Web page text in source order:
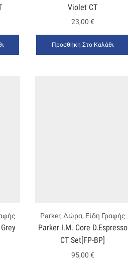
Violet CT
23,00 €
Προσθήκη Στο Καλάθι
Parker, Δώρα, Είδη Γραφής
Ρarker Ι.Μ. Core D.Espresso
CT Set[FP-ΒΡ]
95,00 €